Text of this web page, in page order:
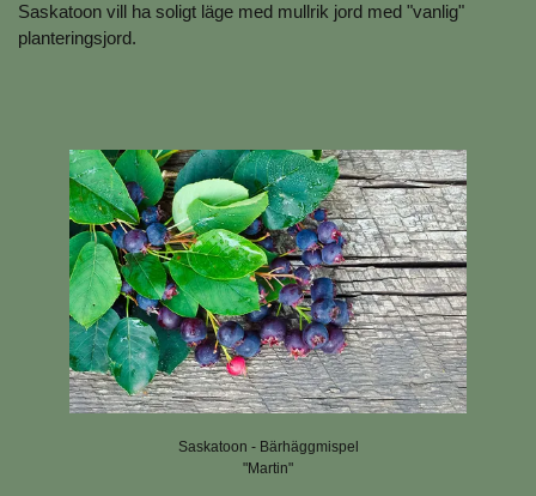
Saskatoon vill ha soligt läge med mullrik jord med "vanlig"
planteringsjord.
Saskatoon - Bärhäggmispel
"Martin"